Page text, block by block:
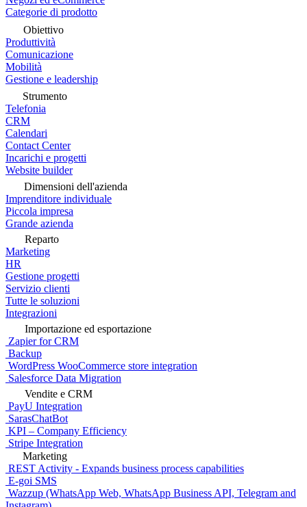
Categorie di prodotto
Obiettivo
Produttività
Comunicazione
Mobilità
Gestione e leadership
Strumento
Telefonia
CRM
Calendari
Contact Center
Incarichi e progetti
Website builder
Dimensioni dell'azienda
Imprenditore individuale
Piccola impresa
Grande azienda
Reparto
Marketing
HR
Gestione progetti
Servizio clienti
Tutte le soluzioni
Integrazioni
Importazione ed esportazione